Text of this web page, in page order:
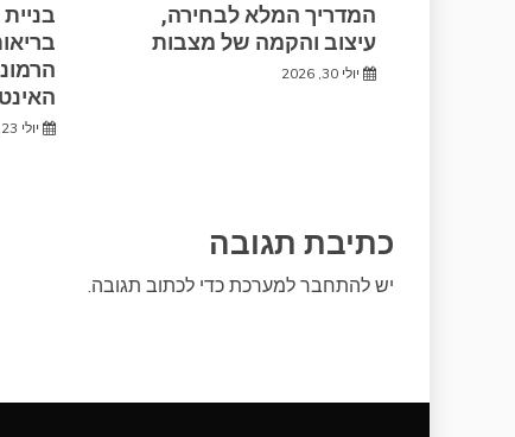
המדריך המלא לבחירה,
עיצוב והקמה של מצבות
יולי 30, 2026
יולי 23, 2026
כתיבת תגובה
יש להתחבר למערכת כדי לכתוב תגובה.